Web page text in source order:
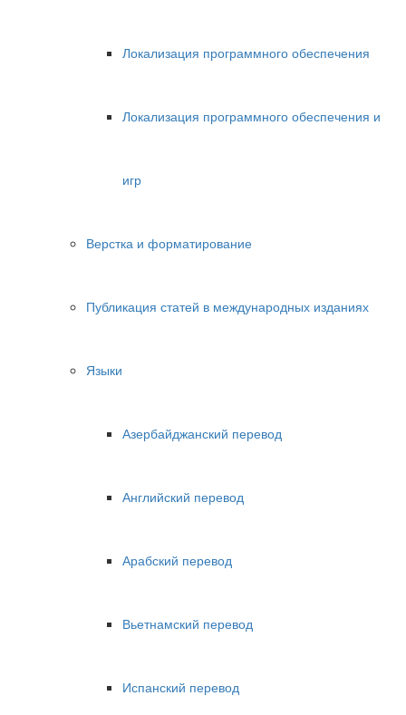
Локализация программного обеспечения
Локализация программного обеспечения и
игр
Верстка и форматирование
Публикация статей в международных изданиях
Языки
Азербайджанский перевод
Английский перевод
Арабский перевод
Вьетнамский перевод
Испанский перевод